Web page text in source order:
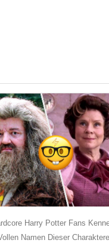
Harry Potter Fans
Namen Dieser